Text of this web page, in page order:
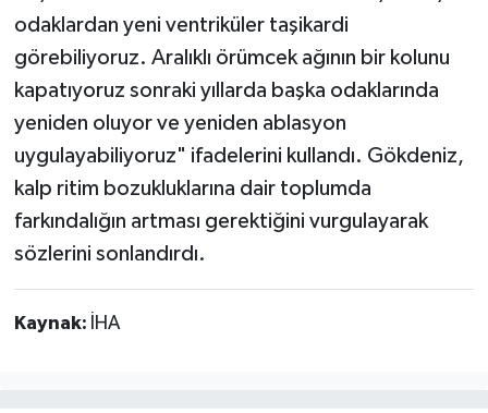
odaklardan yeni ventriküler taşikardi
görebiliyoruz. Aralıklı örümcek ağının bir kolunu
kapatıyoruz sonraki yıllarda başka odaklarında
yeniden oluyor ve yeniden ablasyon
uygulayabiliyoruz" ifadelerini kullandı. Gökdeniz,
kalp ritim bozukluklarına dair toplumda
farkındalığın artması gerektiğini vurgulayarak
sözlerini sonlandırdı.
Kaynak: İHA